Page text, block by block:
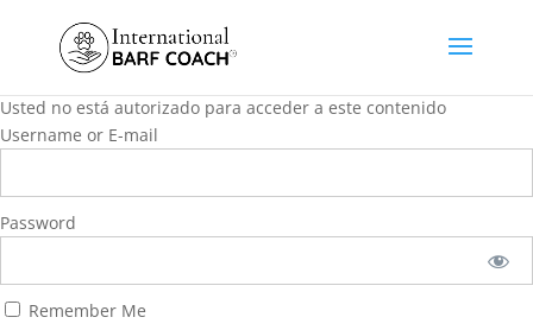
Usted no está autorizado para acceder a este contenido
Username or E-mail
Password
Remember Me